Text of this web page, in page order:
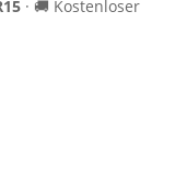
· 🚚 Kostenloser